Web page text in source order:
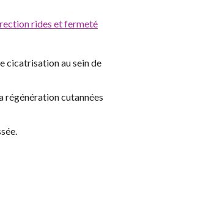
rides et fermeté
cicatrisation au sein de
régénération cutannées